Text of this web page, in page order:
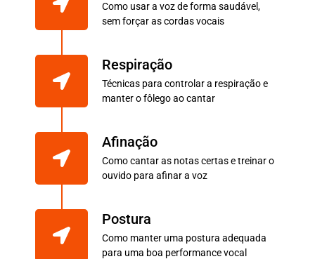
Como usar a voz de forma saudável,
sem forçar as cordas vocais
Respiração
Técnicas para controlar a respiração e
manter o fôlego ao cantar
Afinação
Como cantar as notas certas e treinar o
ouvido para afinar a voz
Postura
Como manter uma postura adequada
para uma boa performance vocal